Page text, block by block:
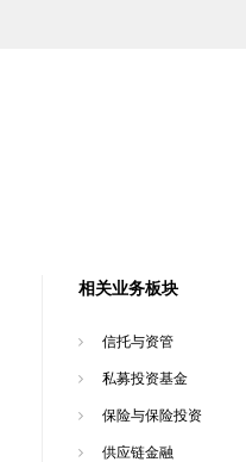
相关业务板块
信托与资管
私募投资基金
保险与保险投资
供应链金融